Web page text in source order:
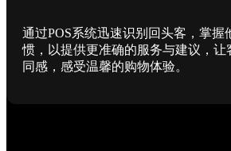
通过POS系统迅速识别回头客，掌
惯，以提供更准确的服务与建议，
同感，感受温馨的购物体验。